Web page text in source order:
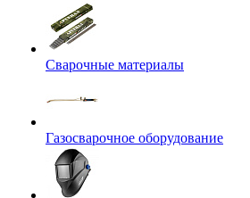
Сварочные материалы
Газосварочное оборудование